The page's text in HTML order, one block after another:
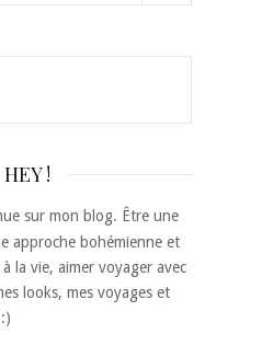
HEY !
sur mon blog. Être une
approche bohémienne et
la vie, aimer voyager avec
looks, mes voyages et